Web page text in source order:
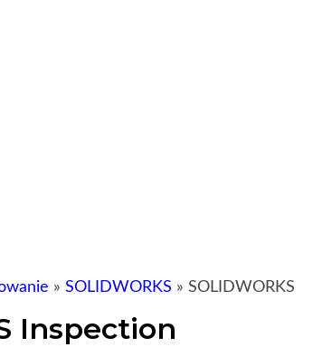
» SOLIDWORKS » SOLIDWORKS
Inspection